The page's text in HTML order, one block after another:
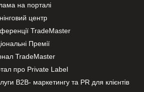
на порталі
центр
TradeMaster
Премії
TradeMaster
про Private Label
В2В- маркетингу та PR для клієнтів